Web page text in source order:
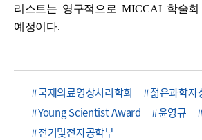
리스트는 영구적으로 MICCAI 학술
예정이다.
국제의료영상처리학회 젊은과학자
Young Scientist Award
윤영규
전기및전자공학부